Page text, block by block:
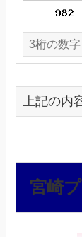
上記の内
宮崎